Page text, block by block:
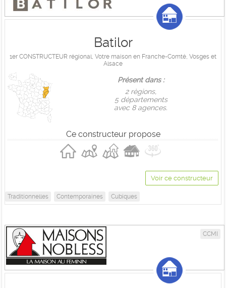
Batilor
1er CONSTRUCTEUR régional, Votre maison en Franche-Comté, Vosges et
Alsace
Présent dans :
2 règions,
5 départements
avec 8 agences.
Ce constructeur propose
Voir ce constructeur
Traditionnelles Contemporaines Cubiques
CCMI